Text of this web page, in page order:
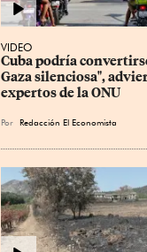
VIDEO
Cuba podría
Gaza silenciosa",
expertos de la ONU
Por Redacción El Economista